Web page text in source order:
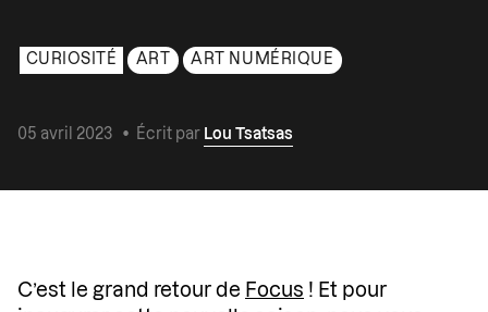
CURIOSITÉ ART ART NUMÉRIQUE
05 avril 2023 • Écrit par Lou Tsatsas
C’est le grand retour de Focus ! Et pour